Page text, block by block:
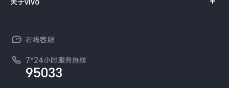
T系列
NEX系列
查找手机
环保回收
开放平台
vivo 企业业务
廉正合规
国补营业执照
工作机会
新闻资讯
在线客服
7*24小时服务热线
95033